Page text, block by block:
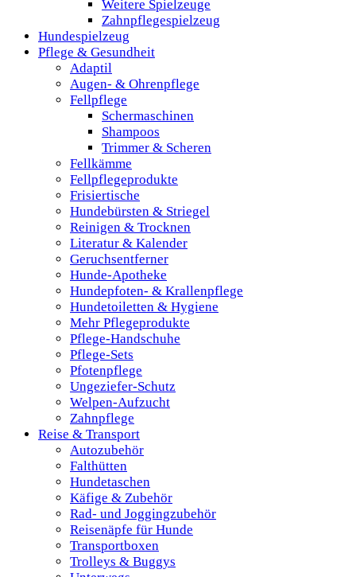
Weitere Spielzeuge
Zahnpflegespielzeug
Hundespielzeug
Pflege & Gesundheit
Adaptil
Augen- & Ohrenpflege
Fellpflege
Schermaschinen
Shampoos
Trimmer & Scheren
Fellkämme
Fellpflegeprodukte
Frisiertische
Hundebürsten & Striegel
Reinigen & Trocknen
Literatur & Kalender
Geruchsentferner
Hunde-Apotheke
Hundepfoten- & Krallenpflege
Hundetoiletten & Hygiene
Mehr Pflegeprodukte
Pflege-Handschuhe
Pflege-Sets
Pfotenpflege
Ungeziefer-Schutz
Welpen-Aufzucht
Zahnpflege
Reise & Transport
Autozubehör
Falthütten
Hundetaschen
Käfige & Zubehör
Rad- und Joggingzubehör
Reisenäpfe für Hunde
Transportboxen
Trolleys & Buggys